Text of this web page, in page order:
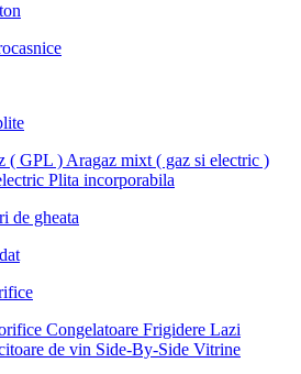
( GPL ) Aragaz mixt ( gaz si electric )
Plita incorporabila
de gheata
Congelatoare Frigidere Lazi
de vin Side-By-Side Vitrine